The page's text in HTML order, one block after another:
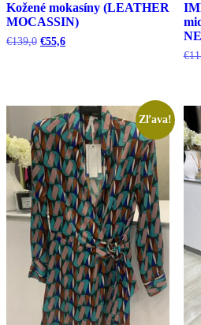
Kožené mokasíny (LEATHER
MOCASSIN)
€139,0 Pôvodná
€55,6Aktuálna
€
Zľava!